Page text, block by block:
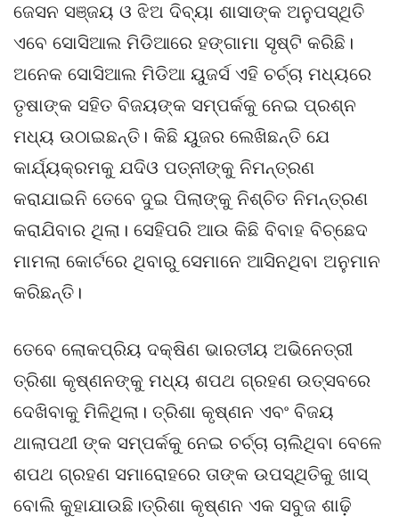
ଜେସନ ସଞ୍ଜୟ ଓ ଝିଅ ଦିବ୍ୟା ଶାସାଙ୍କ ଅନୁପସ୍ଥିତି
ଏବେ ସୋସିଆଲ ମିଡିଆରେ ହଙ୍ଗାମା ସୃଷ୍ଟି କରିଛି।
ଅନେକ ସୋସିଆଲ ମିଡିଆ ୟୁଜର୍ସ ଏହି ଚର୍ଚ୍ଚା ମଧ୍ୟରେ
ତୃଷାଙ୍କ ସହିତ ବିଜୟଙ୍କ ସମ୍ପର୍କକୁ ନେଇ ପ୍ରଶ୍ନ
ମଧ୍ୟ ଉଠାଇଛନ୍ତି। କିଛି ୟୁଜର ଲେଖିଛନ୍ତି ଯେ
କାର୍ଯ୍ୟକ୍ରମକୁ ଯଦିଓ ପତ୍ନୀଙ୍କୁ ନିମନ୍ତ୍ରଣ
କରାଯାଇନି ତେବେ ଦୁଇ ପିଲାଙ୍କୁ ନିଶ୍ଚିତ ନିମନ୍ତ୍ରଣ
କରାଯିବାର ଥିଲା। ସେହିପରି ଆଉ କିଛି ବିବାହ ବିଚ୍ଛେଦ
ମାମଲା କୋର୍ଟରେ ଥିବାରୁ ସେମାନେ ଆସିନଥିବା ଅନୁମାନ
କରିଛନ୍ତି।
ତେବେ ଲୋକପ୍ରିୟ ଦକ୍ଷିଣ ଭାରତୀୟ ଅଭିନେତ୍ରୀ
ତ୍ରିଶା କୃଷ୍ଣନଙ୍କୁ ମଧ୍ୟ ଶପଥ ଗ୍ରହଣ ଉତ୍ସବରେ
ଦେଖିବାକୁ ମିଳିଥିଲା। ତ୍ରିଶା କୃଷ୍ଣନ ଏବଂ ବିଜୟ
ଥାଲାପଥୀ ଙ୍କ ସମ୍ପର୍କକୁ ନେଇ ଚର୍ଚ୍ଚା ଚାଲିଥିବା ବେଳେ
ଶପଥ ଗ୍ରହଣ ସମାରୋହରେ ତାଙ୍କ ଉପସ୍ଥିତିକୁ ଖାସ୍
ବୋଲି କୁହାଯାଉଛି।ତ୍ରିଶା କୃଷ୍ଣନ ଏକ ସବୁଜ ଶାଢ଼ି